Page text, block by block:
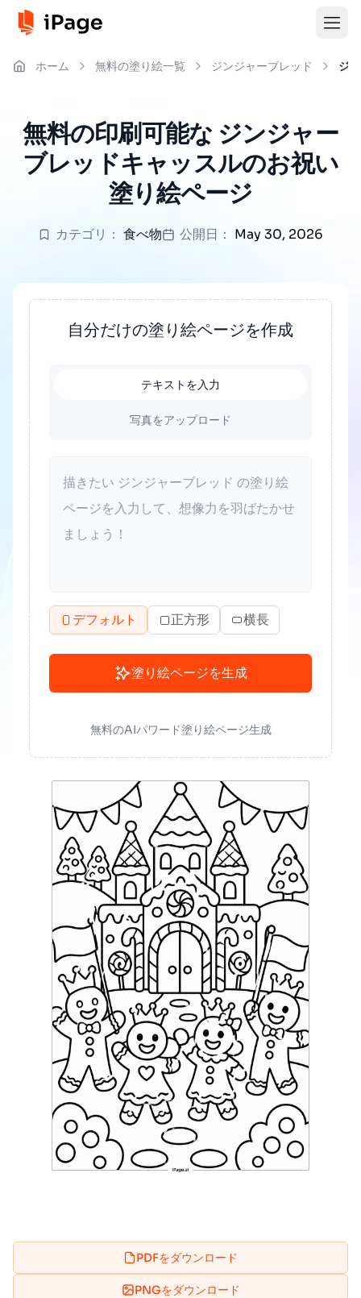
ホーム 無料の塗り絵一覧 ジンジャーブレッド ジ
無料の印刷可能な ジンジャー
ブレッドキャッスルのお祝い
塗り絵ページ
カテゴリ： 食べ物 公開日： May 30, 2026
自分だけの塗り絵ページを作成
テキストを入力
写真をアップロード
デフォルト 正方形 横長
塗り絵ページを生成
無料のAIパワード塗り絵ページ生成
PDFをダウンロード
PNGをダウンロード